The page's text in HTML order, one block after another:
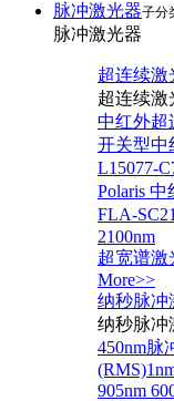
脉冲激光器子分
脉冲激光器
超连续激
超连续激
中红外超
开关型中
L15077-
Polaris
FLA-
2100nm
超宽谱激
More>>
纳秒脉冲
纳秒脉冲
450nm脉
905nm